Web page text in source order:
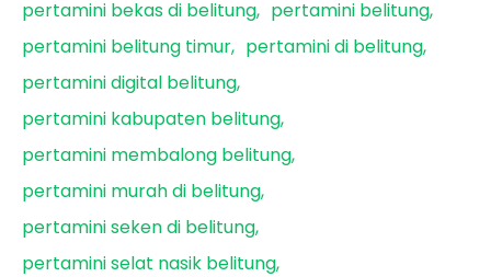
pertamini bekas di belitung
pertamini belitung
pertamini belitung timur
pertamini di belitung
pertamini digital belitung
pertamini kabupaten belitung
pertamini membalong belitung
pertamini murah di belitung
pertamini seken di belitung
pertamini selat nasik belitung